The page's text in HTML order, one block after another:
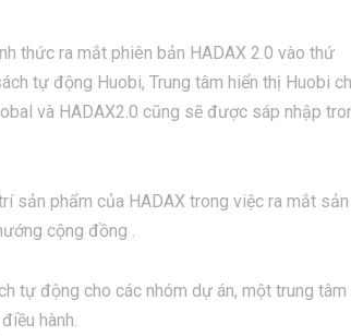
thức ra mắt phiên bản HADAX 2.0 vào thứ
tự động Huobi, Trung tâm hiển thị Huobi
và HADAX2.0 cũng sẽ được sáp nhập
sản phẩm của HADAX trong việc ra mắt
cộng đồng .
tự động cho các nhóm dự án, một trung tâm
hành.